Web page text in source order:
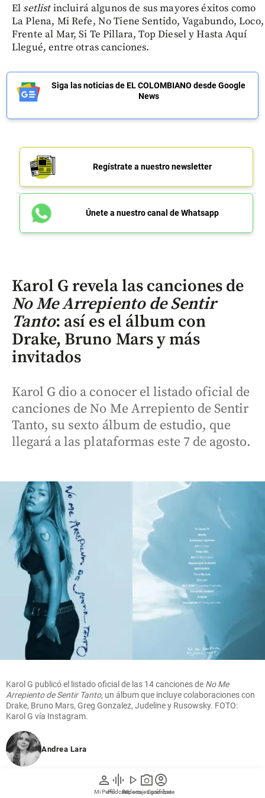
person
Mi Perfil
graphic_eq
Pódcast
play_arrow
Videos
photo_camera
Reportajes gráficos
account_circle
Suscríbete
El setlistincluirá algunos de sus mayores éxitos como
La Plena, Mi Refe, No Tiene Sentido, Vagabundo, Loco,
Frente al Mar, Si Te Pillara, Top Diesel y Hasta Aquí
Llegué, entre otras canciones.
Siga las noticias de EL COLOMBIANO desde Google
News
Regístrate a nuestro newsletter
Únete a nuestro canal de Whatsapp
Karol G revela las canciones de
No Me Arrepiento de Sentir
Tanto: así es el álbum con
Drake, Bruno Mars y más
invitados
Karol G dio a conocer el listado oficial de
canciones de No Me Arrepiento de Sentir
Tanto, su sexto álbum de estudio, que
llegará a las plataformas este 7 de agosto.
Karol G publicó el listado oficial de las 14 canciones de No Me
Arrepiento de Sentir Tanto, un álbum que incluye colaboraciones con
Drake, Bruno Mars, Greg Gonzalez, Judeline y Rusowsky. FOTO:
Karol G vía Instagram.
Andrea Lara